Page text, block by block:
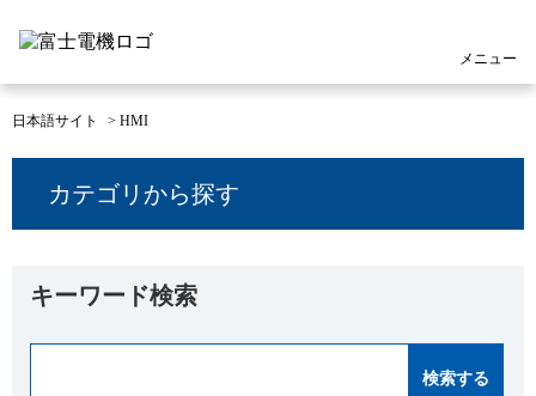
メニュー
日本語サイト > HMI
カテゴリから探す
キーワード検索